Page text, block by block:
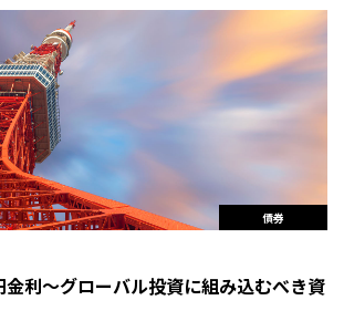
債券
利〜グローバル投資に組み込むべき資